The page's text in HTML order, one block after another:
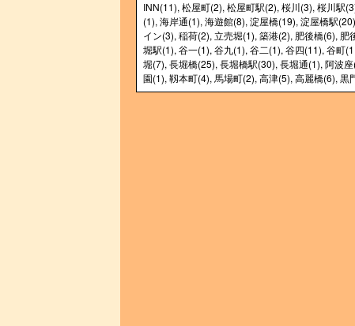
INN(11), 松屋町(2), 松屋町駅(2), 桜川(3), 桜川駅
(1), 海岸通(1), 海遊館(8), 淀屋橋(19), 淀屋橋駅(20)
イン(3), 稲荷(2), 立売堀(1), 築港(2), 肥後橋(6), 肥
堀駅(1), 谷一(1), 谷九(1), 谷二(1), 谷四(11), 谷町
堀(7), 長堀橋(25), 長堀橋駅(30), 長堀通(1), 阿波
園(1), 靱本町(4), 馬場町(2), 高津(5), 高麗橋(6), 黒